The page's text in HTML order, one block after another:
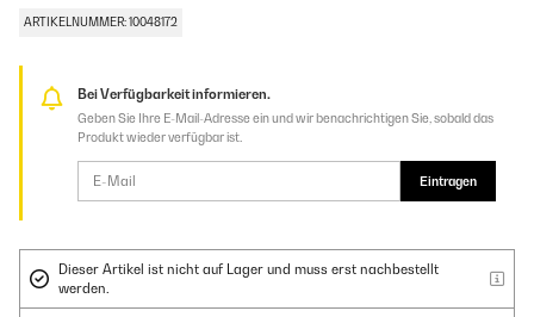
ARTIKELNUMMER: 10048172
Bei Verfügbarkeit informieren.
Geben Sie Ihre E-Mail-Adresse ein und wir benachrichtigen Sie, sobald das
Produkt wieder verfügbar ist.
Eintragen
Dieser Artikel ist nicht auf Lager und muss erst nachbestellt
werden.